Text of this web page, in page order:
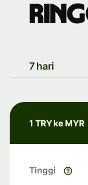
7 hari
1 TRY ke MYR
Tinggi